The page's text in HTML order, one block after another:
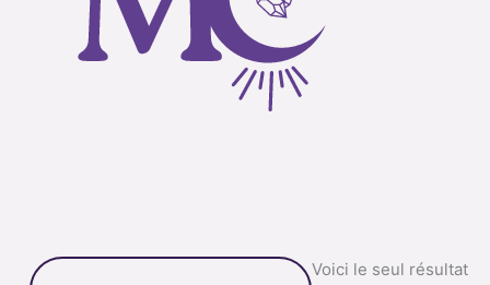
Voici le seul résultat